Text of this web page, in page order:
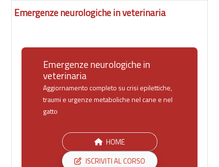
Emergenze neurologiche in veterinaria
Emergenze neurologiche in
veterinaria
Aggiornamento completo su crisi epilettiche,
traumi e urgenze metaboliche nel cane e nel
gatto
HOME
ISCRIVITI AL CORSO